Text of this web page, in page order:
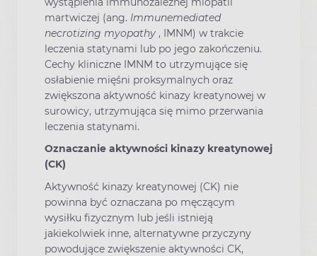
martwiczej (ang. Immunemediated
necrotizing myopathy , IMNM) w trakcie
leczenia statynami lub po jego zakończeniu.
Cechy kliniczne IMNM to utrzymujące się
osłabienie mięśni proksymalnych oraz
zwiększona aktywność kinazy kreatynowej w
surowicy, utrzymująca się mimo przerwania
leczenia statynami.
Oznaczanie aktywności kinazy kreatynowej
(CK)
Aktywność kinazy kreatynowej (CK) nie
powinna być oznaczana po męczącym
wysiłku fizycznym lub jeśli istnieją
jakiekolwiek inne, alternatywne przyczyny
powodujące zwiększenie aktywności CK,